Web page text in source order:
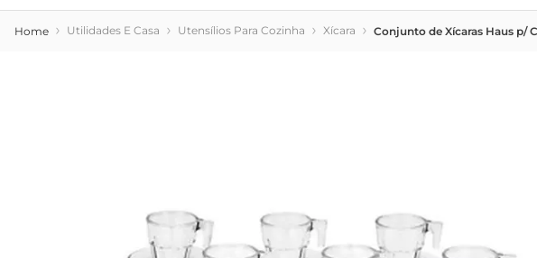
Utilidades E Casa Utensílios Para Cozinha Xícara Conjunto de Xícaras Haus p/
maquina lavar
vinho